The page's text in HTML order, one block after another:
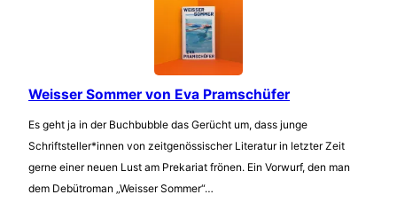
Weisser Sommer von Eva Pramschüfer
Es geht ja in der Buchbubble das Gerücht um, dass junge
Schriftsteller*innen von zeitgenössischer Literatur in letzter Zeit
gerne einer neuen Lust am Prekariat frönen. Ein Vorwurf, den man
dem Debütroman „Weisser Sommer“…